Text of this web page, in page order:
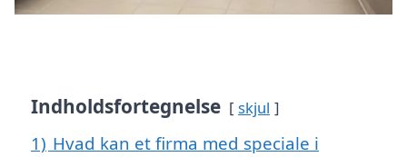
Indholdsfortegnelse skjul
1) Hvad kan et firma med speciale i